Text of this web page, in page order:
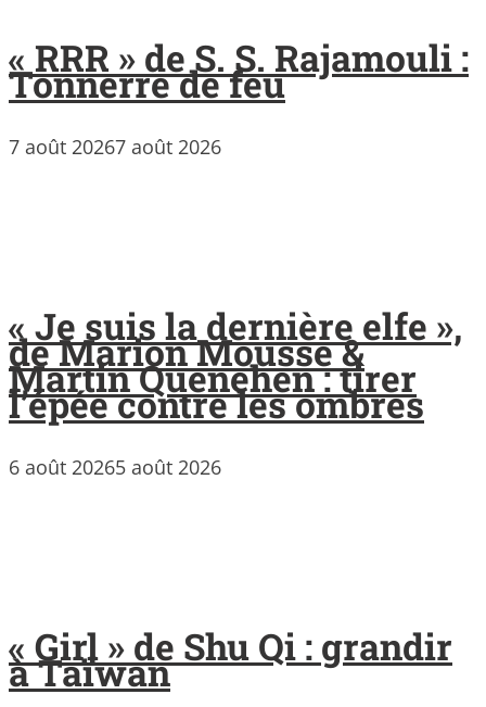
« RRR » de S. S. Rajamouli :
Tonnerre de feu
7 août 20267 août 2026
« Je suis la dernière elfe »,
de Marion Mousse &
Martin Quenehen : tirer
l’épée contre les ombres
6 août 20265 août 2026
« Girl » de Shu Qi : grandir
à Taïwan